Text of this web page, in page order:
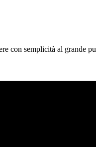
con semplicità al grande